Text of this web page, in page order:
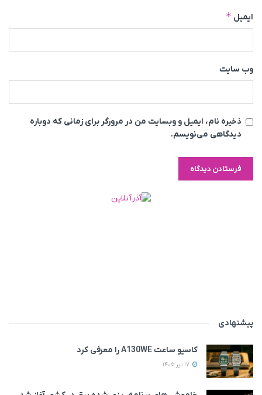
ایمیل *
وب‌ سایت
ذخیره نام، ایمیل و وبسایت من در مرورگر برای زمانی که دوباره
دیدگاهی می‌نویسم.
پیشنهادی
کاسیو ساعت A130WE را معرفی کرد